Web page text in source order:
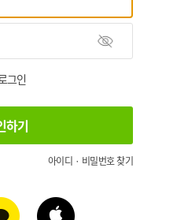
그인
아이디 · 비밀번호 찾기